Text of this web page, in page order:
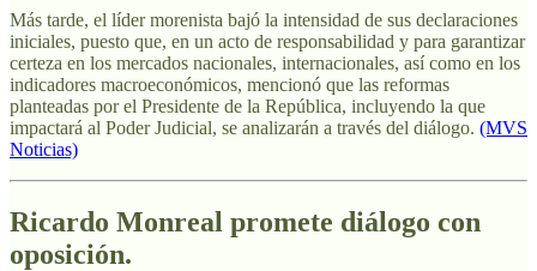
Más tarde, el líder morenista bajó la intensidad de sus declaraciones
iniciales, puesto que, en un acto de responsabilidad y para garantizar
certeza en los mercados nacionales, internacionales, así como en los
indicadores macroeconómicos, mencionó que las reformas
planteadas por el Presidente de la República, incluyendo la que
impactará al Poder Judicial, se analizarán a través del diálogo. (MVS
Noticias)
Ricardo Monreal promete diálogo con
oposición.